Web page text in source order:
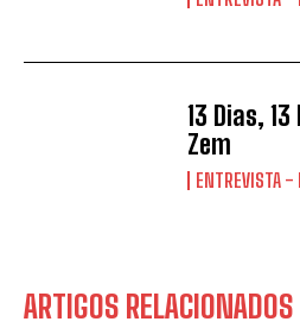
13 Dias,
Zem
ENTREVISTA -
ARTIGOS RELACIONADOS